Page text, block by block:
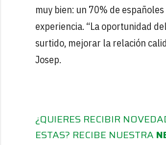
muy bien: un 70% de
experiencia. “La oportunidad
surtido, mejorar la relación
Josep.
¿QUIERES RECIBIR
ESTAS? RECIBE NUESTRA